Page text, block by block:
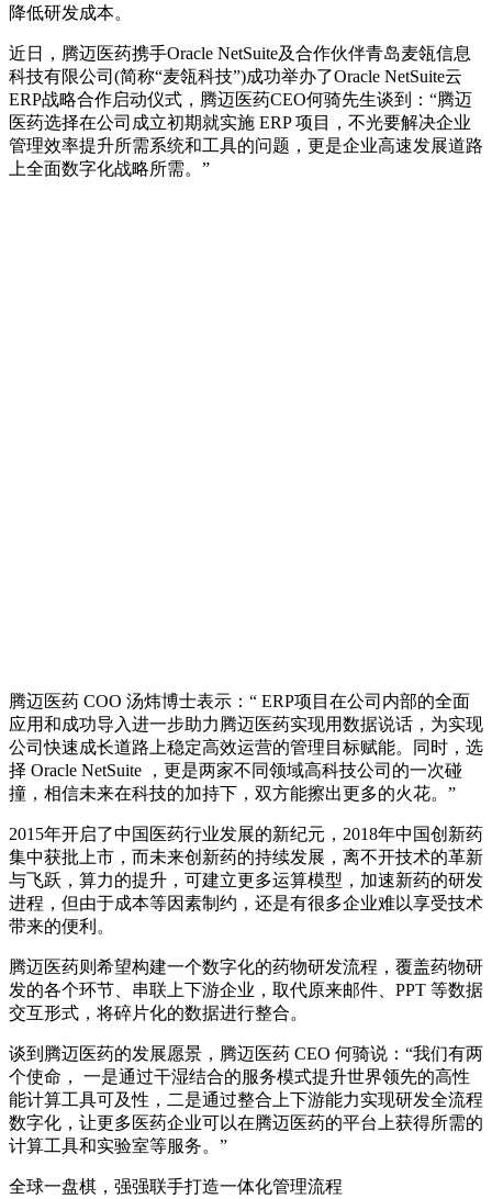
降低研发成本。
近日，腾迈医药携手Oracle NetSuite及合作伙伴青岛麦瓴信息
科技有限公司(简称“麦瓴科技”)成功举办了Oracle NetSuite云
ERP战略合作启动仪式，腾迈医药CEO何骑先生谈到：“腾迈
医药选择在公司成立初期就实施 ERP 项目，不光要解决企业
管理效率提升所需系统和工具的问题，更是企业高速发展道路
上全面数字化战略所需。”
腾迈医药 COO 汤炜博士表示：“ ERP项目在公司内部的全面
应用和成功导入进一步助力腾迈医药实现用数据说话，为实现
公司快速成长道路上稳定高效运营的管理目标赋能。同时，选
择 Oracle NetSuite ，更是两家不同领域高科技公司的一次碰
撞，相信未来在科技的加持下，双方能擦出更多的火花。”
2015年开启了中国医药行业发展的新纪元，2018年中国创新药
集中获批上市，而未来创新药的持续发展，离不开技术的革新
与飞跃，算力的提升，可建立更多运算模型，加速新药的研发
进程，但由于成本等因素制约，还是有很多企业难以享受技术
带来的便利。
腾迈医药则希望构建一个数字化的药物研发流程，覆盖药物研
发的各个环节、串联上下游企业，取代原来邮件、PPT 等数据
交互形式，将碎片化的数据进行整合。
谈到腾迈医药的发展愿景，腾迈医药 CEO 何骑说：“我们有两
个使命， 一是通过干湿结合的服务模式提升世界领先的高性
能计算工具可及性，二是通过整合上下游能力实现研发全流程
数字化，让更多医药企业可以在腾迈医药的平台上获得所需的
计算工具和实验室等服务。”
全球一盘棋，强强联手打造一体化管理流程